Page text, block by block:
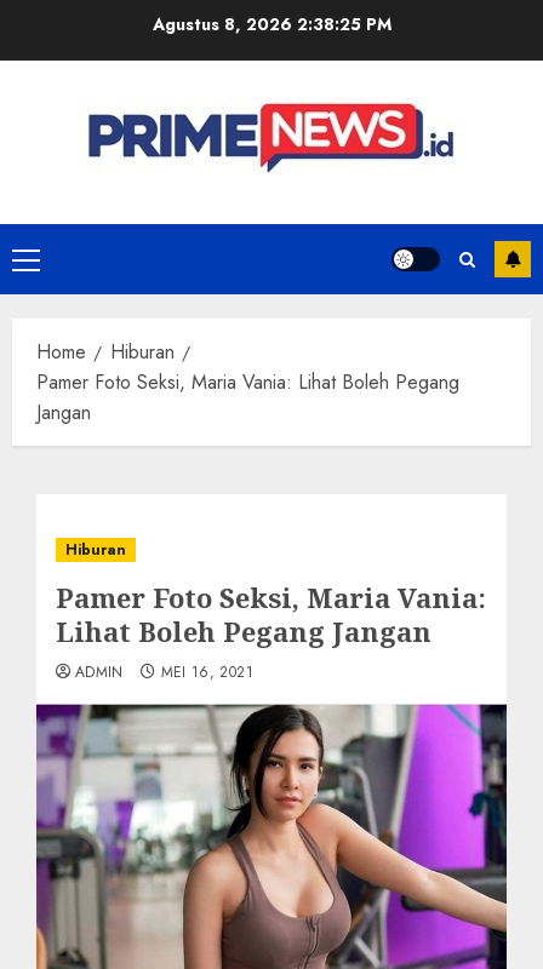
Agustus 8, 2026 2:38:25 PM
Primary
Menu
Home
Hiburan
Pamer Foto Seksi, Maria Vania: Lihat Boleh Pegang
Jangan
Hiburan
Pamer Foto Seksi, Maria Vania:
Lihat Boleh Pegang Jangan
ADMIN MEI 16, 2021